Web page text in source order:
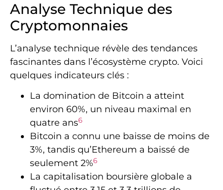
Analyse Technique des
Cryptomonnaies
L’analyse technique révèle des tendances
fascinantes dans l’écosystème crypto. Voici
quelques indicateurs clés :
La domination de Bitcoin a atteint
environ 60%, un niveau maximal en
quatre ans6
Bitcoin a connu une baisse de moins de
3%, tandis qu’Ethereum a baissé de
seulement 2%6
La capitalisation boursière globale a